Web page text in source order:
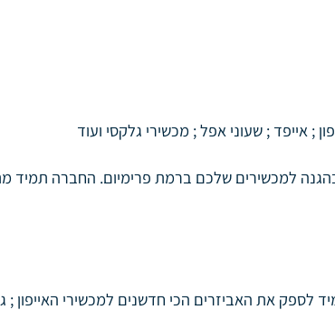
למכשירים שלכם ברמת פרימיום. החברה תמיד
את האביזרים הכי חדשנים למכשירי האייפון ;